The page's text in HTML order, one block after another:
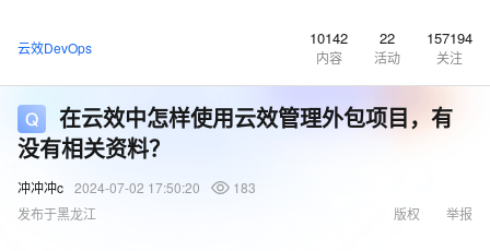
云效DevOps 10142
内容
22
活动
157194
关注
在云效中怎样使用云效管理外包项目，有
没有相关资料？
冲冲冲c 2024-07-02 17:50:20
183
发布于黑龙江
举报
版权